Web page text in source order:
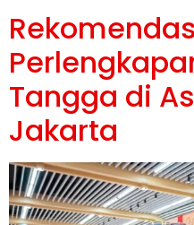
Tangga di
Jakarta